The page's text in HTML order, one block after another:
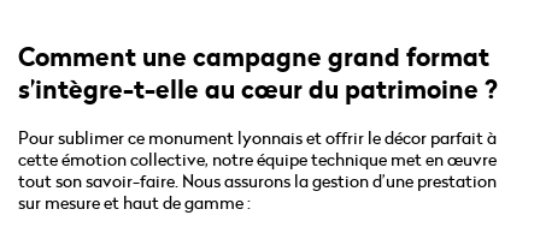
Comment une campagne grand format
s’intègre-t-elle au cœur du patrimoine ?
Pour sublimer ce monument lyonnais et offrir le décor parfait à
cette émotion collective, notre équipe technique met en œuvre
tout son savoir-faire. Nous assurons la gestion d’une prestation
sur mesure et haut de gamme :